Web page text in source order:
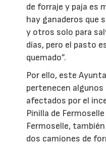
de forraje y paja es
hay ganaderos que
y otros solo para
días, pero el pasto
quemado”.
Por ello, este
pertenecen algunos
afectados por el
Pinilla de
Fermoselle,
dos camiones de